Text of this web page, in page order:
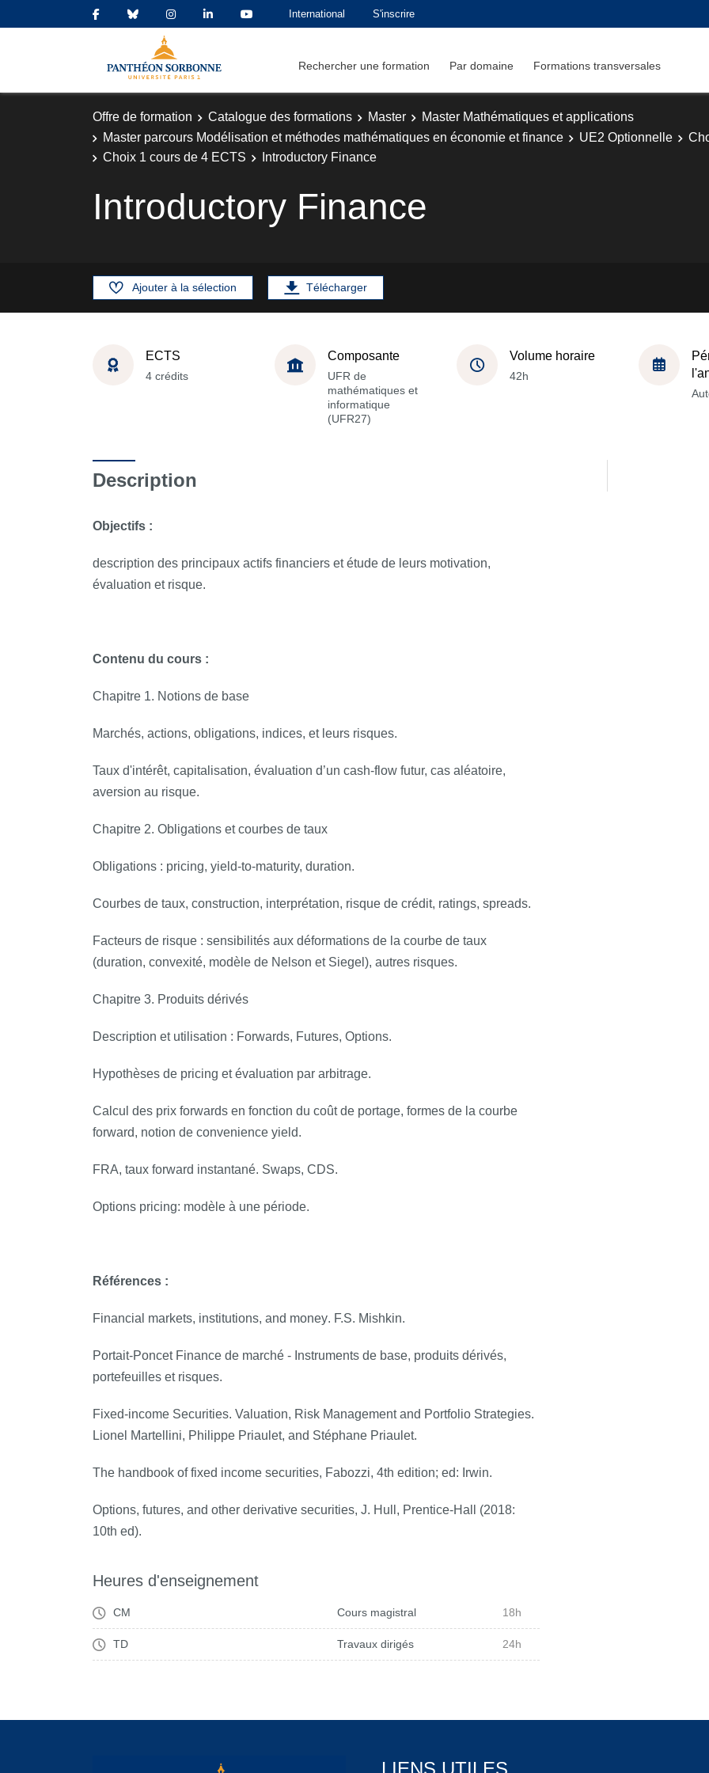
International S'inscrire
Rechercher une formation Par domaine Formations transversales
Offre de formation Catalogue des formations Master
Master Mathématiques et applications
Master parcours Modélisation et méthodes mathématiques en économie et finance
UE2 Optionnelle
Choix 1 cours de 4 ECTS
Introductory Finance
Introductory Finance
Ajouter à la sélection Télécharger
ECTS
4 crédits
Composante
UFR de
mathématiques et
informatique
(UFR27)
Volume horaire
42h
Description
Objectifs :
description des principaux actifs financiers et étude de leurs motivation,
évaluation et risque.
Contenu du cours :
Chapitre 1. Notions de base
Marchés, actions, obligations, indices, et leurs risques.
Taux d'intérêt, capitalisation, évaluation d’un cash-flow futur, cas aléatoire,
aversion au risque.
Chapitre 2. Obligations et courbes de taux
Obligations : pricing, yield-to-maturity, duration.
Courbes de taux, construction, interprétation, risque de crédit, ratings, spreads.
Facteurs de risque : sensibilités aux déformations de la courbe de taux
(duration, convexité, modèle de Nelson et Siegel), autres risques.
Chapitre 3. Produits dérivés
Description et utilisation : Forwards, Futures, Options.
Hypothèses de pricing et évaluation par arbitrage.
Calcul des prix forwards en fonction du coût de portage, formes de la courbe
forward, notion de convenience yield.
FRA, taux forward instantané. Swaps, CDS.
Options pricing: modèle à une période.
Références :
Financial markets, institutions, and money. F.S. Mishkin.
Portait-Poncet Finance de marché - Instruments de base, produits dérivés,
portefeuilles et risques.
Fixed-income Securities. Valuation, Risk Management and Portfolio Strategies.
Lionel Martellini, Philippe Priaulet, and Stéphane Priaulet.
The handbook of fixed income securities, Fabozzi, 4th edition; ed: Irwin.
Options, futures, and other derivative securities, J. Hull, Prentice-Hall (2018:
10th ed).
Heures d'enseignement
CM Cours magistral 18h
TD Travaux dirigés 24h
LIENS UTILES